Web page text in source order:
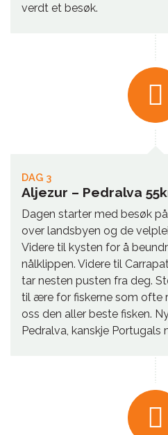
verdt et besøk.
DAG 3
Aljezur – Pedralva
Dagen starter med besøk
over landsbyen og de
Videre til kysten for å
nålklippen. Videre til
tar nesten pusten fra deg.
til ære for fiskerne som ofte
oss den aller beste fisken.
Pedralva, kanskje Portugals